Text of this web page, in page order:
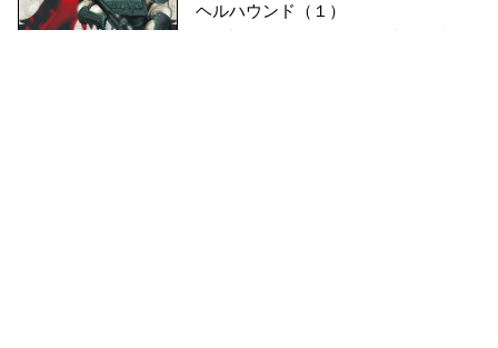
ヘルハウンド（１）